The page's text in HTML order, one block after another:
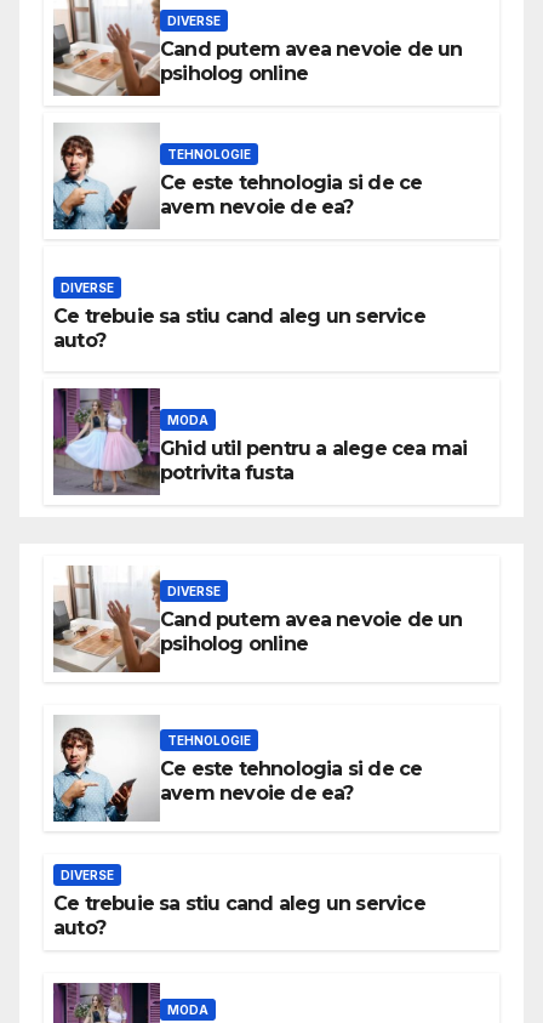
DIVERSE
Cand putem avea nevoie de un
psiholog online
TEHNOLOGIE
Ce este tehnologia si de ce
avem nevoie de ea?
DIVERSE
Ce trebuie sa stiu cand aleg un service
auto?
MODA
Ghid util pentru a alege cea mai
potrivita fusta
DIVERSE
Cand putem avea nevoie de un
psiholog online
TEHNOLOGIE
Ce este tehnologia si de ce
avem nevoie de ea?
DIVERSE
Ce trebuie sa stiu cand aleg un service
auto?
MODA